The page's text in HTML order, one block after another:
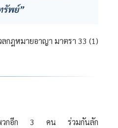
รัพย์”
กฎหมายอาญา มาตรา 33 (1)
พวกอีก 3 คน ร่วมกันลัก